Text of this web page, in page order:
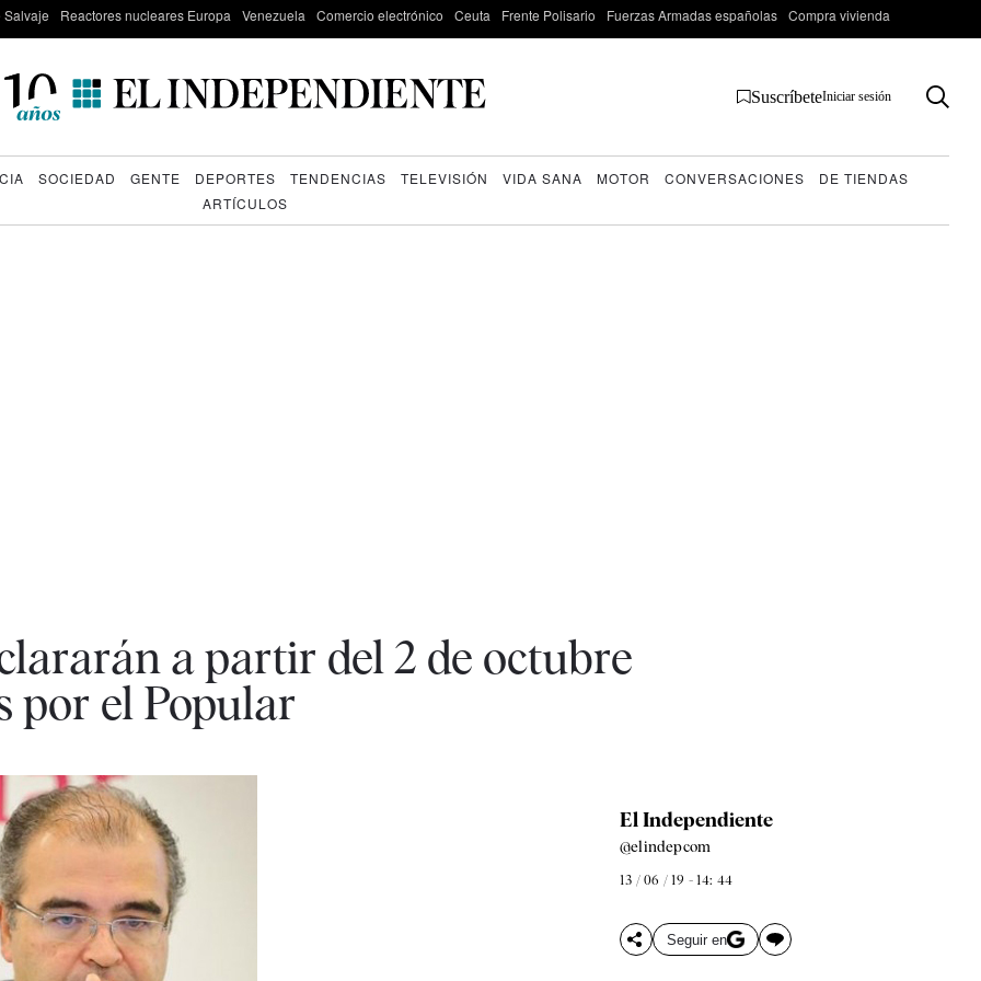
Salvaje Reactores nucleares Europa Venezuela Comercio electrónico Ceuta Frente Polisario Fuerzas Armadas españolas Compra vivienda
SuscríbeteIniciar sesión
SOCIEDAD GENTE DEPORTES TENDENCIAS TELEVISIÓN VIDA SANA MOTOR CONVERSACIONES
DE TIENDAS
ARTÍCULOS
a partir del 2 de octubre
por el Popular
El Independiente
@elindepcom
13 / 06 / 19 - 14: 44
Seguir en